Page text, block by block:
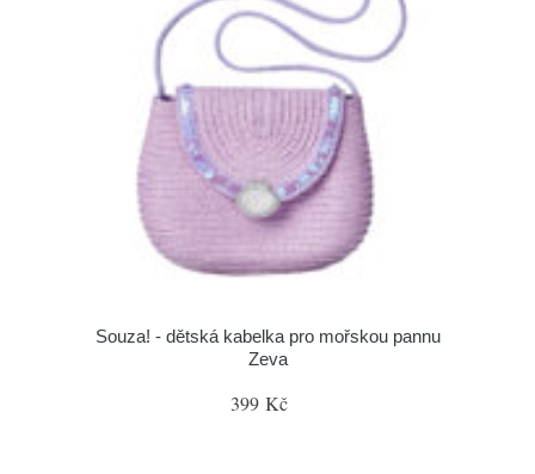
Souza! - dětská kabelka pro mořskou pannu
Zeva
399 Kč